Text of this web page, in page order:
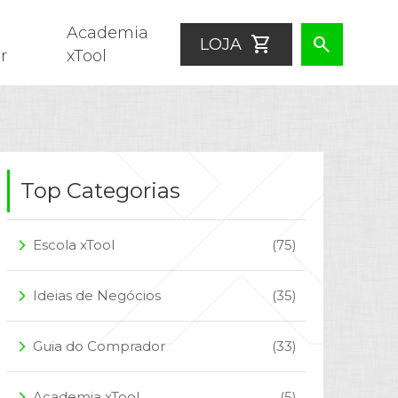
Academia
xTool
LOJA shopping_cart search
Top Categorias
arrow_forward_ios Escola xTool (75)
arrow_forward_ios Ideias de Negócios (35)
arrow_forward_ios Guia do Comprador (33)